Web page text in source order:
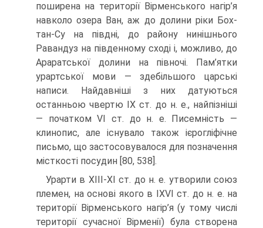
поширена на території Вірменського нагір’я
навколо озера Ван, аж до долини ріки Бох-
тан-Су на півдні, до району нинішнього
Равандуз на південному сході і, можливо, до
Араратської долини на півночі. Пам’ятки
урартської мови — здебільшого царські
написи. Найдавніші з них датуються
останньою чвертю IX ст. до н. е., найпізніші
— початком VI ст. до н. е. Писемність —
клинопис, але існувало також ієрогліфічне
письмо, що застосовувалося для позначення
місткості посудин [80, 538].
Урарти в ХІІІ-ХІ ст. до н. е. утворили союз
племен, на основі якого в IX­VI ст. до н. е. на
території Вірменського нагір’я (у тому числі
території сучасної Вірменії) була створена